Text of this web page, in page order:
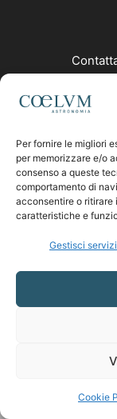
Per fornire le migliori
per memorizzare e/o
consenso a queste
comportamento di
acconsentire o ritirare
caratteristiche e
Gestisci servizi
Cookie